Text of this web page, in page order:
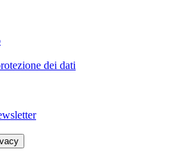
dei dati